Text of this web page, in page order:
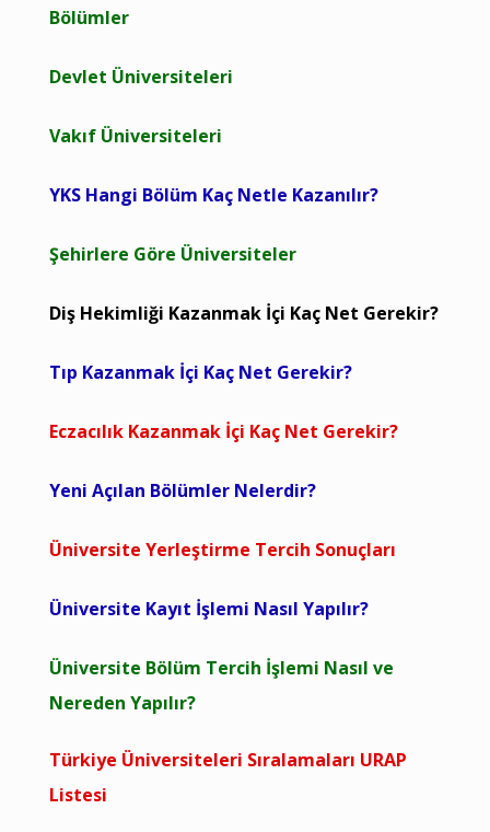
Bölümler
Devlet Üniversiteleri
Vakıf Üniversiteleri
YKS Hangi Bölüm Kaç Netle Kazanılır?
Şehirlere Göre Üniversiteler
Diş Hekimliği Kazanmak İçi Kaç Net Gerekir?
Tıp Kazanmak İçi Kaç Net Gerekir?
Eczacılık Kazanmak İçi Kaç Net Gerekir?
Yeni Açılan Bölümler Nelerdir?
Üniversite Yerleştirme Tercih Sonuçları
Üniversite Kayıt İşlemi Nasıl Yapılır?
Üniversite Bölüm Tercih İşlemi Nasıl ve
Nereden Yapılır?
Türkiye Üniversiteleri Sıralamaları URAP
Listesi